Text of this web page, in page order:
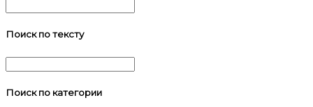
Поиск по тексту
Поиск по категории